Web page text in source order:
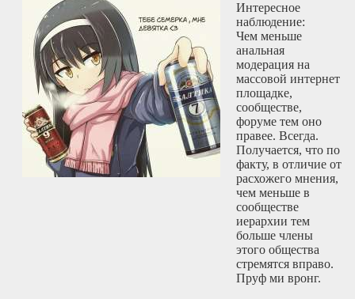
Интересное
наблюдение:
Чем меньше
анальная
модерация на
массовой интернет
площадке,
сообществе,
форуме тем оно
правее. Всегда.
Получается, что по
факту, в отличие от
расхожего мнения,
чем меньше в
сообществе
иерархии тем
больше члены
этого общества
стремятся вправо.
Пруф ми вронг.